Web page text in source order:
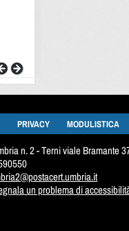
PRIVACY MODULISTICA
n. 2 - Terni viale Bramante
un problema di